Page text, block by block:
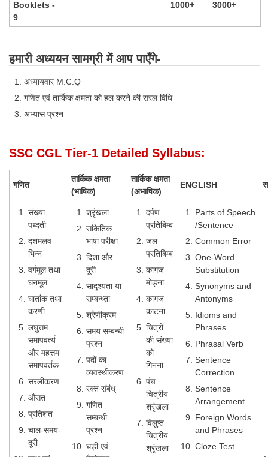
Booklets -
9
1000+ 3000+
हमारी अध्ययन सामग्री में आप पाएँगे-
अध्यायवार M.C.Q
गणित एवं तार्किक क्षमता को हल करने की सरल विधि
अभ्यास प्रश्न
SSC CGL Tier-1 Detailed Syllabus:
गणित
तार्किक क्षमता
(भाषिक)
तार्किक क्षमता
(अभाषिक)
ENGLISH
संख्या
पध्दती
दशमलव
भिन्न
वर्गमूल तथा
घनमूल
घातांक तथा
करणी
लघुत्तम
समापवर्त्य
और महत्तम
समापवर्तक
सरलीकरण
औसत
प्रतिशत
चाल-समय-
दूरी
श्रृंखला
सांकेतिक
भाषा परीक्षा
दिशा और
दूरी
सादृश्यता या
सम्बन्ध्ता
श्रेणीक्रम
समय सम्बन्धी
प्रश्न
पदों का
व्यवस्थीकरण
रक्त संबंध्
गणित
सम्बन्धी
प्रश्न
घड़ी एवं
दर्पण
प्रतिबिम्ब
जल
प्रतिबिम्ब
कागज
मोड़ना
कागज
काटना
चित्रों
की संख्या
को
गिनना
पंच
चित्रीय
श्रृंखला
विलुप्त
चित्रीय
श्रृंखला
Parts of Speech
/Sentence
Common Error
One-Word
Substitution
Synonyms and
Antonyms
Idioms and
Phrases
Phrasal Verb
Sentence
Correction
Sentence
Arrangement
Foreign Words
and Phrases
Cloze Test